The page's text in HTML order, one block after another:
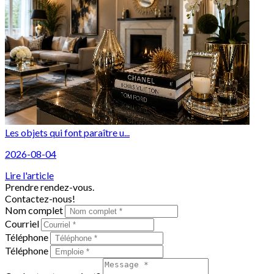
Les objets qui font paraître u...
2026-08-04
Lire l'article
Prendre rendez-vous.
Contactez-nous!
Nom complet
Courriel
Téléphone
Téléphone